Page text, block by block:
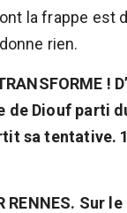
la frappe est
rien.
!
de Diouf parti
sa tentative.
RENNES. Sur